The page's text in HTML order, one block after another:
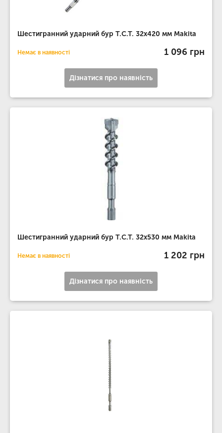
Шестигранний ударний бур T.C.T. 32х420 мм Makita
Немає в наявності 1 096 грн
Дізнатися про наявність
Шестигранний ударний бур T.C.T. 32х530 мм Makita
Немає в наявності 1 202 грн
Дізнатися про наявність